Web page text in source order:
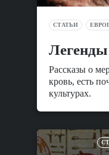
СТАТЬИ
Рассказы о
кровь, есть
культурах.